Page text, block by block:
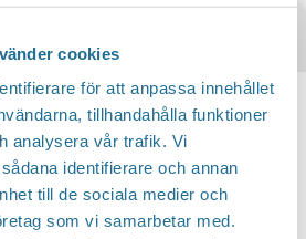
cookies
för att anpassa innehållet
tillhandahålla funktioner
analysera vår trafik. Vi
identifierare och annan
till de sociala medier och
som vi samarbetar med.